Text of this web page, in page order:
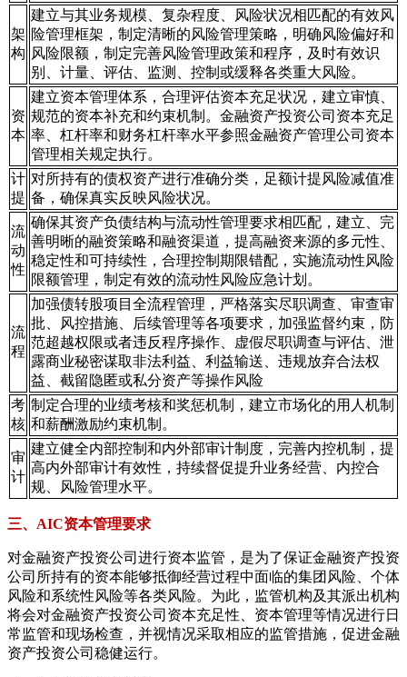
架
构
建立与其业务规模、复杂程度、风险状况相匹配的有效风
险管理框架，制定清晰的风险管理策略，明确风险偏好和
风险限额，制定完善风险管理政策和程序，及时有效识
别、计量、评估、监测、控制或缓释各类重大风险。
资
本
建立资本管理体系，合理评估资本充足状况，建立审慎、
规范的资本补充和约束机制。金融资产投资公司资本充足
率、杠杆率和财务杠杆率水平参照金融资产管理公司资本
管理相关规定执行。
计
提
对所持有的债权资产进行准确分类，足额计提风险减值准
备，确保真实反映风险状况。
流
动
性
确保其资产负债结构与流动性管理要求相匹配，建立、完
善明晰的融资策略和融资渠道，提高融资来源的多元性、
稳定性和可持续性，合理控制期限错配，实施流动性风险
限额管理，制定有效的流动性风险应急计划。
流
程
加强债转股项目全流程管理，严格落实尽职调查、审查审
批、风控措施、后续管理等各项要求，加强监督约束，防
范超越权限或者违反程序操作、虚假尽职调查与评估、泄
露商业秘密谋取非法利益、利益输送、违规放弃合法权
益、截留隐匿或私分资产等操作风险
考
核
制定合理的业绩考核和奖惩机制，建立市场化的用人机制
和薪酬激励约束机制。
审
计
建立健全内部控制和内外部审计制度，完善内控机制，提
高内外部审计有效性，持续督促提升业务经营、内控合
规、风险管理水平。
三、AIC资本管理要求
对金融资产投资公司进行资本监管，是为了保证金融资产投资
公司所持有的资本能够抵御经营过程中面临的集团风险、个体
风险和系统性风险等各类风险。为此，监管机构及其派出机构
将会对金融资产投资公司资本充足性、资本管理等情况进行日
常监管和现场检查，并视情况采取相应的监管措施，促进金融
资产投资公司稳健运行。